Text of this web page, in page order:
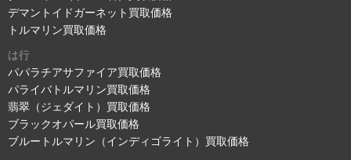
デマントイドガーネット買取価格
トルマリン買取価格
は行
パパラチアサファイア買取価格
パライバトルマリン買取価格
翡翠（ジェダイト）買取価格
ブラックオパール買取価格
ブルートルマリン（インディゴライト）買取価格